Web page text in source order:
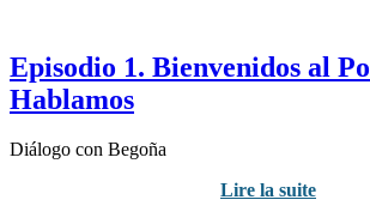
Episodio 1. Bienvenidos al
Hablamos
Diálogo con Begoña
Lire la suite